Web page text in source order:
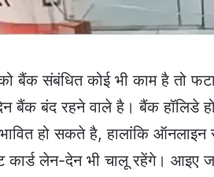
बैंक संबंधित कोई भी काम है तो
बैंक बंद रहने वाले है। बैंक
हो सकते है, हालांकि ऑनलाइन
कार्ड लेन-देन भी चालू रहेंगे। आइए